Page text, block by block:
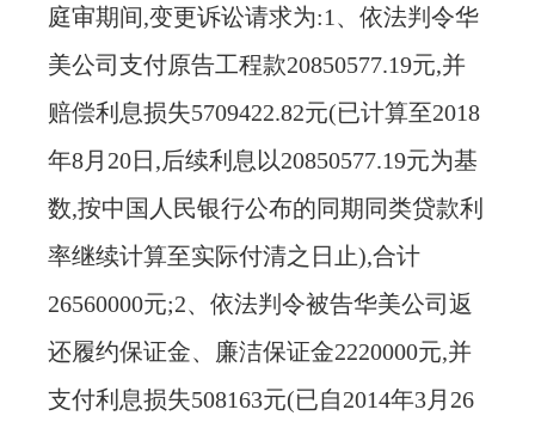
庭审期间,变更诉讼请求为:1、依法判令华
美公司支付原告工程款20850577.19元,并
赔偿利息损失5709422.82元(已计算至2018
年8月20日,后续利息以20850577.19元为基
数,按中国人民银行公布的同期同类贷款利
率继续计算至实际付清之日止),合计
26560000元;2、依法判令被告华美公司返
还履约保证金、廉洁保证金2220000元,并
支付利息损失508163元(已自2014年3月26